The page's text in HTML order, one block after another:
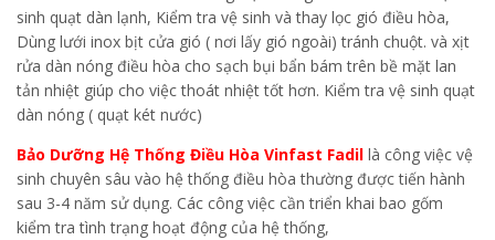
sinh quạt dàn lạnh, Kiểm tra vệ sinh và thay lọc gió điều hòa,
Dùng lưới inox bịt cửa gió ( nơi lấy gió ngoài) tránh chuột. và xịt
rửa dàn nóng điều hòa cho sạch bụi bẩn bám trên bề mặt lan
tản nhiệt giúp cho việc thoát nhiệt tốt hơn. Kiểm tra vệ sinh quạt
dàn nóng ( quạt két nước)
Bảo Dưỡng Hệ Thống Điều Hòa Vinfast Fadil là công việc vệ
sinh chuyên sâu vào hệ thống điều hòa thường được tiến hành
sau 3-4 năm sử dụng. Các công việc cần triển khai bao gốm
kiểm tra tình trạng hoạt động của hệ thống,